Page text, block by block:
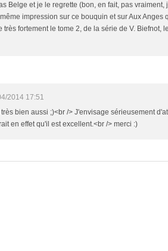
Belge et je le regrette (bon, en fait, pas vraiment,
impression sur ce bouquin et sur Aux Anges
très fortement le tome 2, de la série de V. Biefnot,
2014 17:51
très bien aussi ;)<br /> J'envisage sérieusement
en effet qu'il est excellent.<br /> merci :)